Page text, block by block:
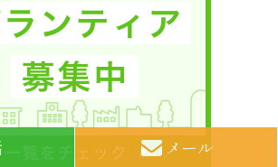
メール